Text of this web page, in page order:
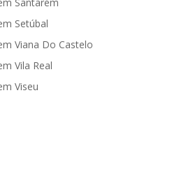
Setúbal
Viana Do Castelo
Vila Real
Viseu